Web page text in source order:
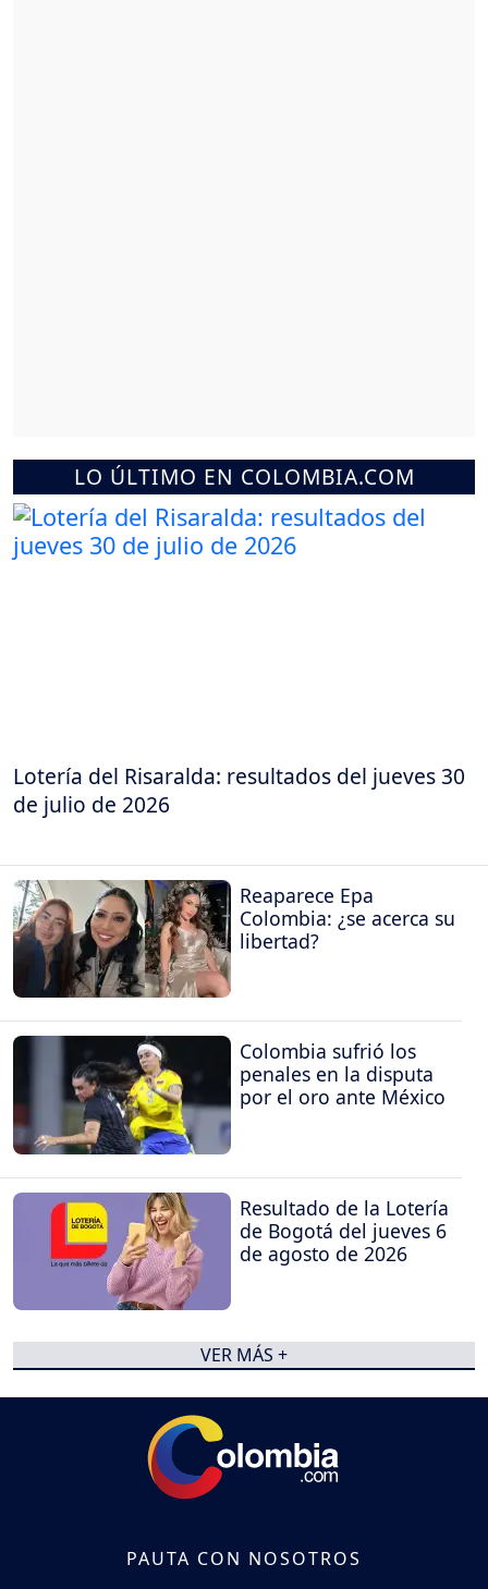
LO ÚLTIMO EN COLOMBIA.COM
Lotería del Risaralda: resultados del jueves 30
de julio de 2026
Reaparece Epa
Colombia: ¿se acerca su
libertad?
Colombia sufrió los
penales en la disputa
por el oro ante México
Resultado de la Lotería
de Bogotá del jueves 6
de agosto de 2026
VER MÁS +
PAUTA CON NOSOTROS